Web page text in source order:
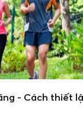
- Cách thiết